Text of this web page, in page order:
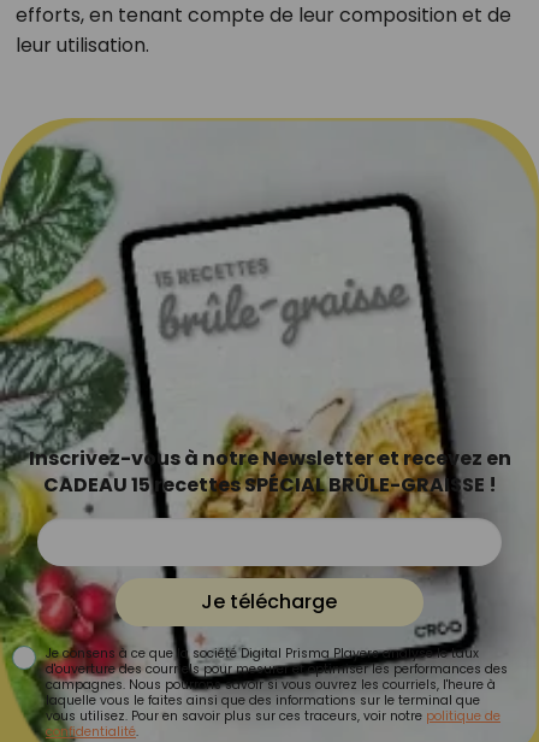
efforts, en tenant compte de leur composition et de
leur utilisation.
Inscrivez-vous à notre Newsletter et recevez en
CADEAU 15 recettes SPÉCIAL BRÛLE-GRAISSE !
Je télécharge
Je consens à ce que la société Digital Prisma Players analyse le taux
d'ouverture des courriels pour mesurer et optimiser les performances des
campagnes. Nous pourrons savoir si vous ouvrez les courriels, l'heure à
laquelle vous le faites ainsi que des informations sur le terminal que
vous utilisez. Pour en savoir plus sur ces traceurs, voir notre politique de
confidentialité.